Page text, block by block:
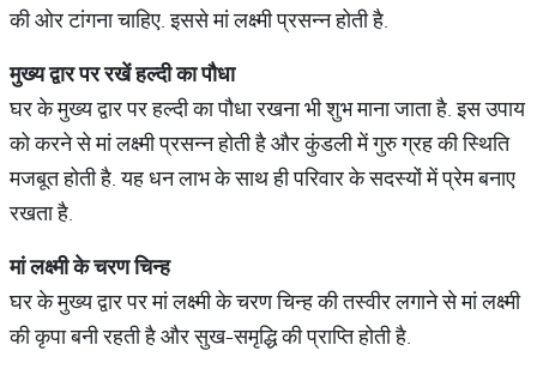
की ओर टांगना चाहिए. इससे मां लक्ष्मी प्रसन्न होती है.
मुख्यद्वारपररखेंहल्दीकापौधा
घर के मुख्य द्वार पर हल्दी का पौधा रखना भी शुभ माना जाता है. इस उपाय
को करने से मां लक्ष्मी प्रसन्न होती है और कुंडली में गुरु ग्रह की स्थिति
मजबूत होती है. यह धन लाभ के साथ ही परिवार के सदस्यों में प्रेम बनाए
रखता है.
मांलक्ष्मीकेचरणचिन्ह
घर के मुख्य द्वार पर मां लक्ष्मी के चरण चिन्ह की तस्वीर लगाने से मां लक्ष्मी
की कृपा बनी रहती है और सुख-समृद्धि की प्राप्ति होती है.